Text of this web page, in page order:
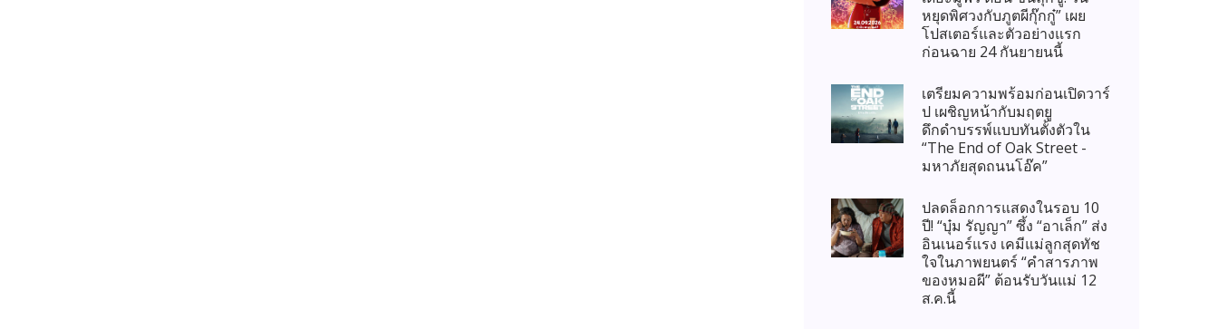
หยุดพิศวงกับภูตผีกุ๊กกู๋” เผย
โปสเตอร์และตัวอย่างแรก
ก่อนฉาย 24 กันยายนนี้
เตรียมความพร้อมก่อนเปิดวาร์
ป เผชิญหน้ากับมฤตยู
ดึกดำบรรพ์แบบทันตั้งตัวใน
“The End of Oak Street -
มหาภัยสุดถนนโอ๊ค”
ปลดล็อกการแสดงในรอบ 10
ปี! “บุ๋ม รัญญา” ซึ้ง “อาเล็ก” ส่ง
อินเนอร์แรง เคมีแม่ลูกสุดทัช
ใจในภาพยนตร์ “คำสารภาพ
ของหมอผี” ต้อนรับวันแม่ 12
ส.ค.นี้